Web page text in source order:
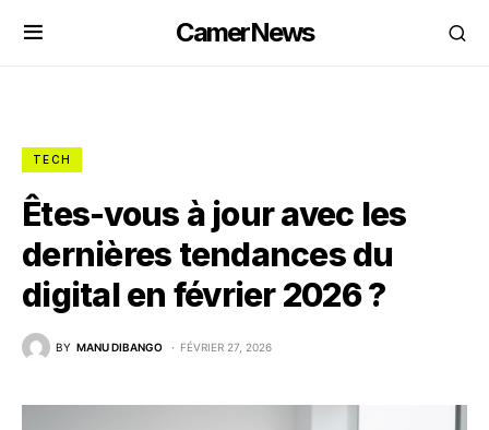
CamerNews
TECH
Êtes-vous à jour avec les
dernières tendances du
digital en février 2026 ?
BY MANU DIBANGO FÉVRIER 27, 2026